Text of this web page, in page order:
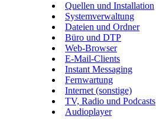
Quellen und Installation
Systemverwaltung
Dateien und Ordner
Büro und DTP
Web-Browser
E-Mail-Clients
Instant Messaging
Fernwartung
Internet (sonstige)
TV, Radio und Podcasts
Audioplayer